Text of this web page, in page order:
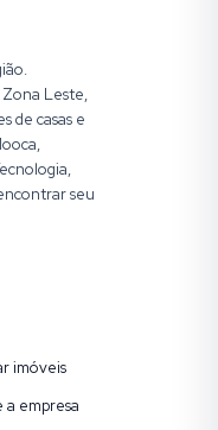
Leste,
de casas e
seu
imóveis
a empresa